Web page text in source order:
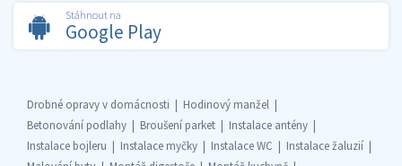
Stáhnout na
Google Play
Drobné opravy v domácnosti
Hodinový manžel
Betonování podlahy
Broušení parket
Instalace antény
Instalace bojleru
Instalace myčky Instalace WC
Instalace žaluzií